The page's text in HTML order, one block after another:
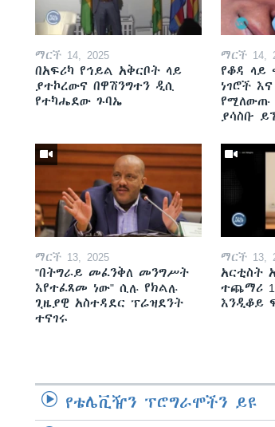
ማርች 14, 2025
በአፍሪካ የኅይል አቅርቦት ላይ
ያተኮረውና በዋሽንግተን ዲሲ
የተካሔደው ጉባኤ
ማርች 14,
የቆዳ ላይ
ነገሮች
የሚለውጡ
ያሳስቡ
ማርች 13, 2025
"በትግራይ መፈንቅለ መንግሥት
እየተፈጸመ ነው" ሲሉ የክልሉ
ጊዜያዊ አስተዳደር ፕሬዝደንት
ተናገሩ
ማርች 13,
አርቲስት
ተጨማሪ
እንዲቆይ
የቴሌቪዥን ፕሮግራሞችን ይዩ